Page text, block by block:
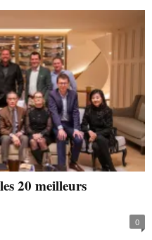
20 meilleurs
0